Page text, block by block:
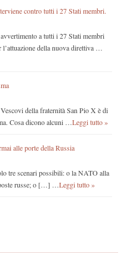
contro tutti i 27 Stati membri.
a tutti i 27 Stati membri
l’attuazione della nuova direttiva …
della fraternità San Pio X è di
Cosa dicono alcuni …Leggi tutto »
alle porte della Russia
tre scenari possibili: o la NATO alla
russe; o […] …Leggi tutto »